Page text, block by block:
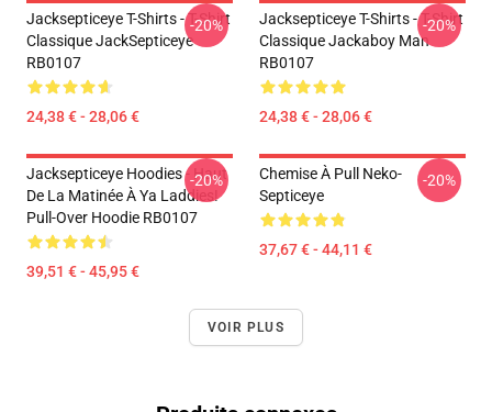
Jacksepticeye T-Shirts - T-Shirt
Classique JackSepticeye
RB0107
24,38 € - 28,06 €
-20%
Jacksepticeye T-Shirts - T-Shirt
Classique Jackaboy Man
RB0107
24,38 € - 28,06 €
-20%
Jacksepticeye Hoodies - Haut
De La Matinée À Ya Laddies!
Pull-Over Hoodie RB0107
39,51 € - 45,95 €
-20%
Chemise À Pull Neko-
Septiceye
37,67 € - 44,11 €
-20%
VOIR PLUS